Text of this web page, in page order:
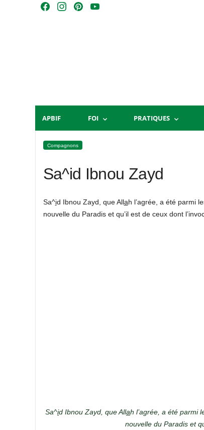
Skip
m
t
Y
APBIF FOI PRATIQUES
Compagnons
Sa^id Ibnou Zayd
Sa^id Ibnou Zayd, que Allah l’agrée, a été parmi
nouvelle du Paradis et qu’il est de ceux dont
Sa^id Ibnou Zayd, que Allah l’agrée, a été parmi
nouvelle du Paradis et